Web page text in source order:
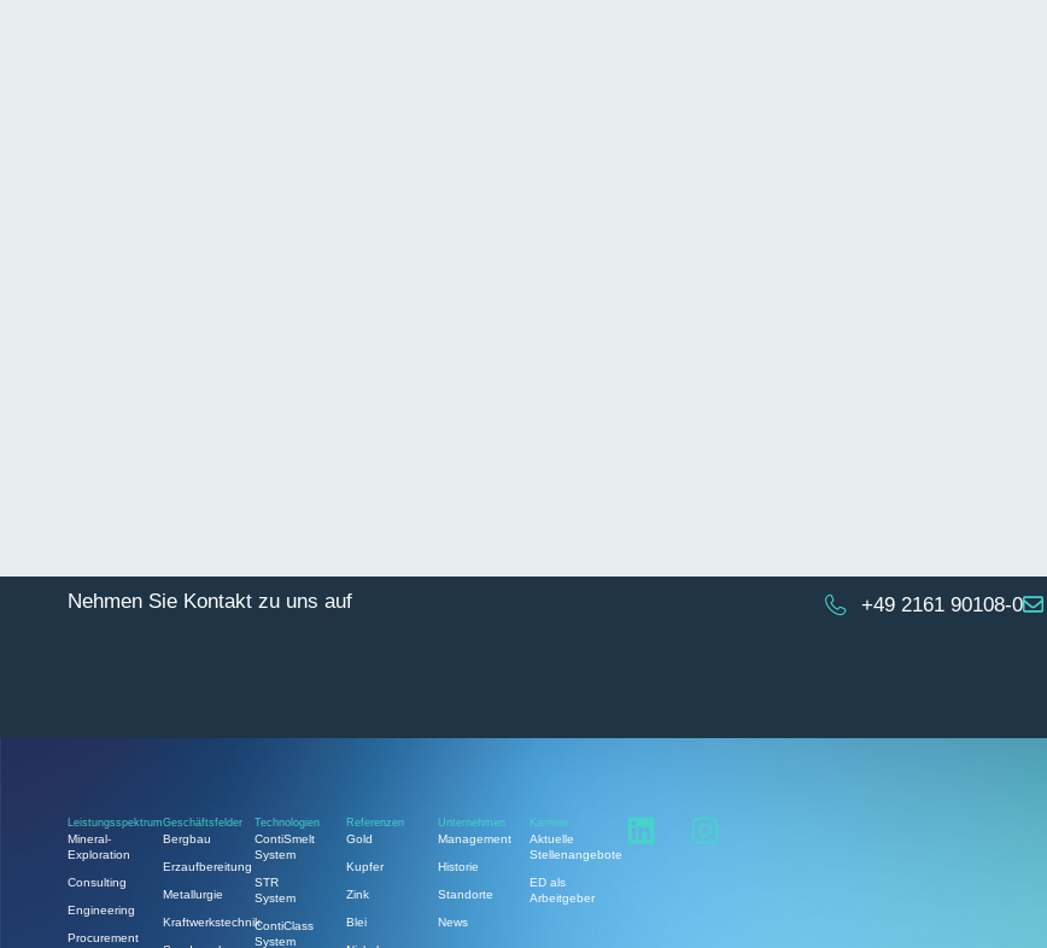
Nehmen Sie Kontakt zu uns auf +49 2161 90108-0
Leistungsspektrum
Mineral-
Exploration
Consulting
Engineering
Procurement
Geschäftsfelder
Bergbau
Erzaufbereitung
Metallurgie
Kraftwerkstechnik
Technologien
ContiSmelt
System
STR
System
ContiClass
System
Referenzen
Gold
Kupfer
Zink
Blei
Unternehmen
Management
Historie
Standorte
News
Karriere
Aktuelle
Stellenangebote
ED als
Arbeitgeber